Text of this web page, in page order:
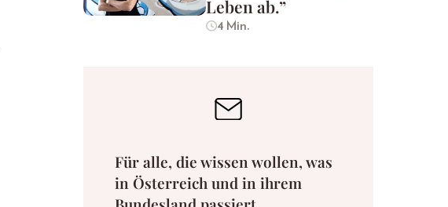
Leben ab.”
4 Min.
Für alle, die wissen wollen, was
in Österreich und in ihrem